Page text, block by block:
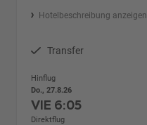
Hotelbeschreibung anzeigen
Transfer
Hinflug
Do., 27.8.26
VIE 6:05
Direktflug